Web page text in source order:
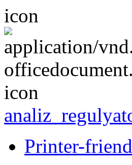
Printer-